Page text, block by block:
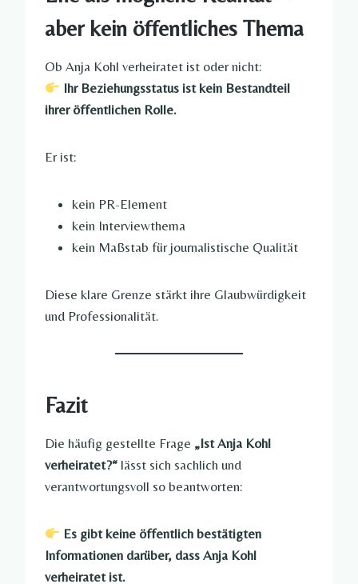
aber kein öffentliches Thema
Ob Anja Kohl verheiratet ist oder nicht:
Ihr Beziehungsstatus ist kein Bestandteil
ihrer öffentlichen Rolle.
Er ist:
kein PR-Element
kein Interviewthema
kein Maßstab für journalistische Qualität
Diese klare Grenze stärkt ihre Glaubwürdigkeit
und Professionalität.
Fazit
Die häufig gestellte Frage „Ist Anja Kohl
verheiratet?“ lässt sich sachlich und
verantwortungsvoll so beantworten:
Es gibt keine öffentlich bestätigten
Informationen darüber, dass Anja Kohl
verheiratet ist.